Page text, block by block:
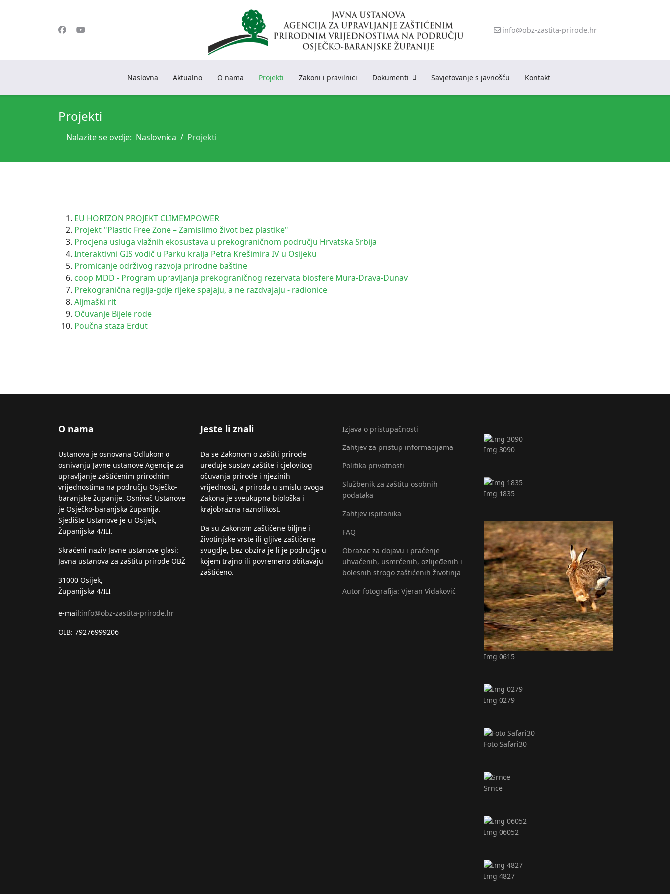
info@obz-zastita-prirode.hr
Naslovna Aktualno O nama Projekti Zakoni i pravilnici Dokumenti Savjetovanje s javnošću Kontakt
Projekti
Nalazite se ovdje: Naslovnica Projekti
EU HORIZON PROJEKT CLIMEMPOWER
Projekt "Plastic Free Zone – Zamislimo život bez plastike"
Procjena usluga vlažnih ekosustava u prekograničnom području Hrvatska Srbija
Interaktivni GIS vodič u Parku kralja Petra Krešimira IV u Osijeku
Promicanje održivog razvoja prirodne baštine
coop MDD - Program upravljanja prekograničnog rezervata biosfere Mura-Drava-Dunav
Prekogranična regija-gdje rijeke spajaju, a ne razdvajaju - radionice
Aljmaški rit
Očuvanje Bijele rode
Poučna staza Erdut
O nama
Ustanova je osnovana Odlukom o
osnivanju Javne ustanove Agencije za
upravljanje zaštićenim prirodnim
vrijednostima na području Osječko-
baranjske županije. Osnivač Ustanove
je Osječko-baranjska županija.
Sjedište Ustanove je u Osijek,
Županijska 4/III.
Skraćeni naziv Javne ustanove glasi:
Javna ustanova za zaštitu prirode OBŽ
31000 Osijek,
Županijska 4/III
e-mail:info@obz-zastita-prirode.hr
OIB: 79276999206
Jeste li znali
Da se Zakonom o zaštiti prirode
uređuje sustav zaštite i cjelovitog
očuvanja prirode i njezinih
vrijednosti, a priroda u smislu ovoga
Zakona je sveukupna biološka i
krajobrazna raznolikost.
Da su Zakonom zaštićene biljne i
životinjske vrste ili gljive zaštićene
svugdje, bez obzira je li je područje u
kojem trajno ili povremeno obitavaju
zaštićeno.
Izjava o pristupačnosti
Zahtjev za pristup informacijama
Politika privatnosti
Službenik za zaštitu osobnih
podataka
Zahtjev ispitanika
FAQ
Obrazac za dojavu i praćenje
uhvaćenih, usmrćenih, ozlijeđenih i
bolesnih strogo zaštićenih životinja
Autor fotografija: Vjeran Vidaković
Img 3090
Img 1835
Img 0615
Img 0279
Foto Safari30
Srnce
Img 06052
Img 4827